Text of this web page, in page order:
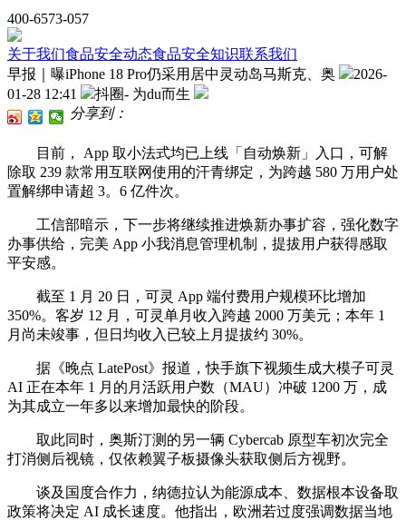
400-6573-057
关于我们食品安全动态食品安全知识联系我们
早报｜曝iPhone 18 Pro仍采用居中灵动岛马斯克、奥
2026-
01-28 12:41
抖圈- 为du而生
分享到：
目前， App 取小法式均已上线「自动焕新」入口，可解
除取 239 款常用互联网使用的汗青绑定，为跨越 580 万用户处
置解绑申请超 3。6 亿件次。
工信部暗示，下一步将继续推进焕新办事扩容，强化数字
办事供给，完美 App 小我消息管理机制，提拔用户获得感取
平安感。
截至 1 月 20 日，可灵 App 端付费用户规模环比增加
350%。客岁 12 月，可灵单月收入跨越 2000 万美元；本年 1
月尚未竣事，但日均收入已较上月提拔约 30%。
据《晚点 LatePost》报道，快手旗下视频生成大模子可灵
AI 正在本年 1 月的月活跃用户数（MAU）冲破 1200 万，成
为其成立一年多以来增加最快的阶段。
取此同时，奥斯汀测的另一辆 Cybercab 原型车初次完全
打消侧后视镜，仅依赖翼子板摄像头获取侧后方视野。
谈及国度合作力，纳德拉认为能源成本、数据根本设备取
政策将决定 AI 成长速度。他指出，欧洲若过度强调数据当地